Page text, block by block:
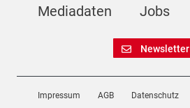
Mediadaten Jobs
Newsletter
Impressum AGB Datenschutz